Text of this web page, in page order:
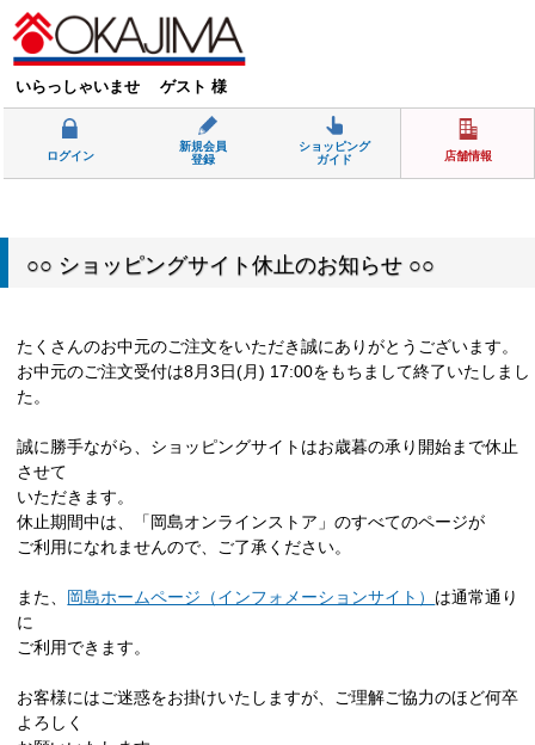
いらっしゃいませ ゲスト 様
ログイン
新規会員
登録
ショッピング
ガイド
店舗情報
○○ ショッピングサイト休止のお知らせ ○○
たくさんのお中元のご注文をいただき誠にありがとうございます。
お中元のご注文受付は8月3日(月) 17:00をもちまして終了いたしまし
た。
誠に勝手ながら、ショッピングサイトはお歳暮の承り開始まで休止
させて
いただきます。
休止期間中は、「岡島オンラインストア」のすべてのページが
ご利用になれませんので、ご了承ください。
また、 岡島ホームページ（インフォメーションサイト） は通常通り
に
ご利用できます。
お客様にはご迷惑をお掛けいたしますが、ご理解ご協力のほど何卒
よろしく